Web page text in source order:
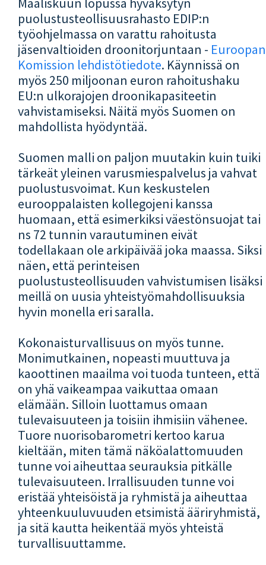
puolustusteollisuusrahasto EDIP:n
työohjelmassa on varattu rahoitusta
jäsenvaltioiden droonitorjuntaan - Euroopan
Komission lehdistötiedote. Käynnissä on
myös 250 miljoonan euron rahoitushaku
EU:n ulkorajojen droonikapasiteetin
vahvistamiseksi. Näitä myös Suomen on
mahdollista hyödyntää.
Suomen malli on paljon muutakin kuin tuiki
tärkeät yleinen varusmiespalvelus ja vahvat
puolustusvoimat. Kun keskustelen
eurooppalaisten kollegojeni kanssa
huomaan, että esimerkiksi väestönsuojat tai
ns 72 tunnin varautuminen eivät
todellakaan ole arkipäivää joka maassa. Siksi
näen, että perinteisen
puolustusteollisuuden vahvistumisen lisäksi
meillä on uusia yhteistyömahdollisuuksia
hyvin monella eri saralla.
Kokonaisturvallisuus on myös tunne.
Monimutkainen, nopeasti muuttuva ja
kaoottinen maailma voi tuoda tunteen, että
on yhä vaikeampaa vaikuttaa omaan
elämään. Silloin luottamus omaan
tulevaisuuteen ja toisiin ihmisiin vähenee.
Tuore nuorisobarometri kertoo karua
kieltään, miten tämä näköalattomuuden
tunne voi aiheuttaa seurauksia pitkälle
tulevaisuuteen. Irrallisuuden tunne voi
eristää yhteisöistä ja ryhmistä ja aiheuttaa
yhteenkuuluvuuden etsimistä ääriryhmistä,
ja sitä kautta heikentää myös yhteistä
turvallisuuttamme.